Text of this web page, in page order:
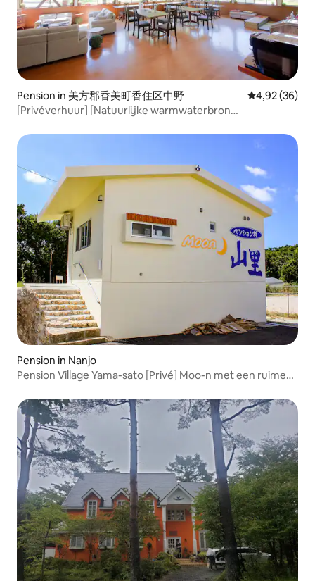
Pension in 美方郡香美町香住区中野 Gemiddelde
4,92 (36)
[Privéverhuur] [Natuurlijke warmwaterbron
m² vrije ruimte!
Pension in Nanjo
Pension Village Yama-sato [Privé] Moo-n met een ruime